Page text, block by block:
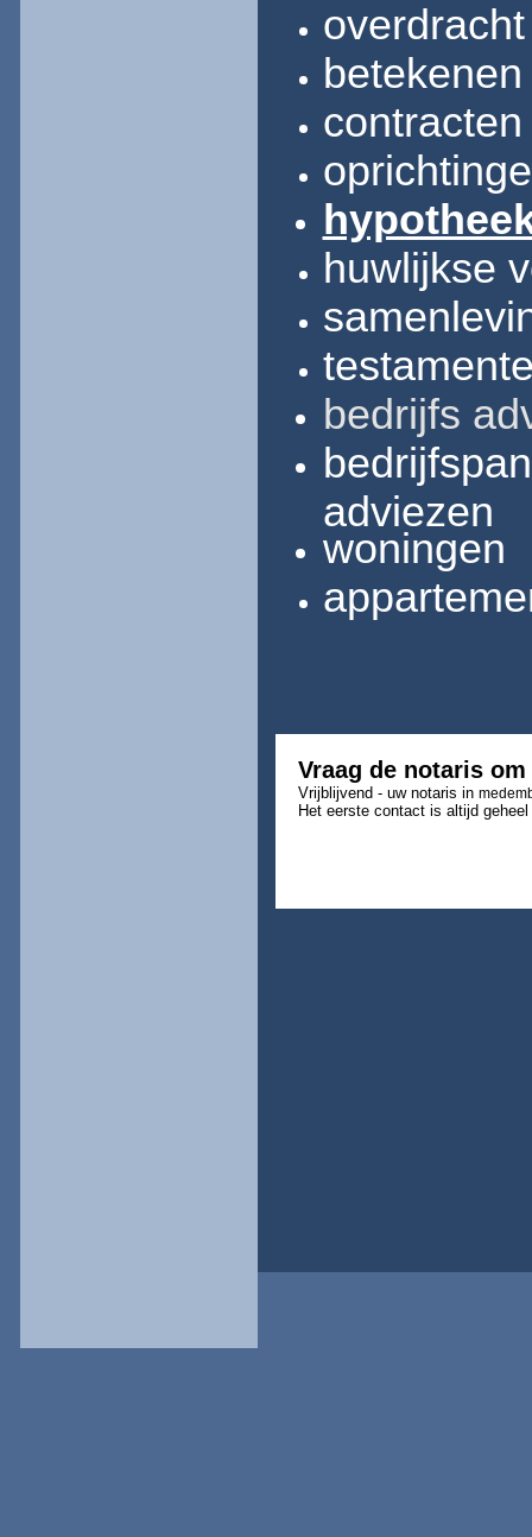
contracten
huwlijkse
bedrijfs
adviezen
woningen
Vraag de notaris
Vrijblijvend - uw notaris in
Het eerste contact is altijd geheel